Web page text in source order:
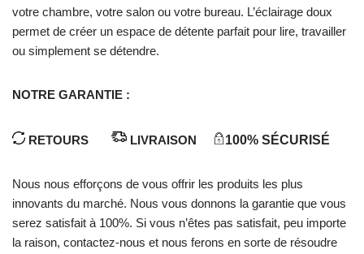
votre chambre, votre salon ou votre bureau. L’éclairage doux
permet de créer un espace de détente parfait pour lire, travailler
ou simplement se détendre.
NOTRE GARANTIE :
RETOURS LIVRAISON 100% SÉCURISÉ
Nous nous efforçons de vous offrir les produits les plus
innovants du marché. Nous vous donnons la garantie que vous
serez satisfait à 100%. Si vous n’êtes pas satisfait, peu importe
la raison, contactez-nous et nous ferons en sorte de résoudre